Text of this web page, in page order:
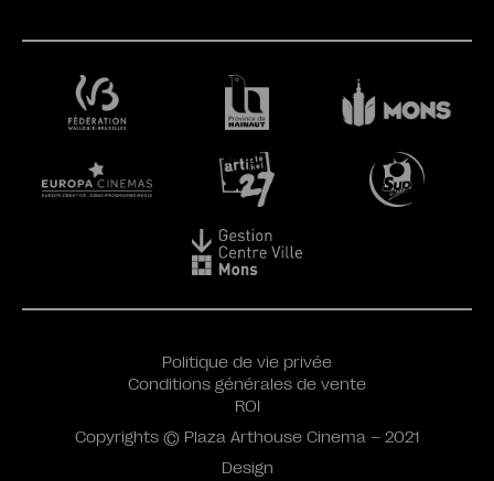
Design
Politique de vie privée
Conditions générales de vente
ROI
Copyrights © Plaza Arthouse Cinema – 2021